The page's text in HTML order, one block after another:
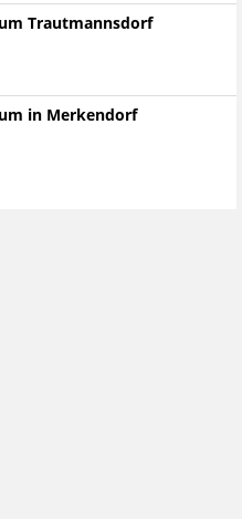
Trautmannsdorf
in Merkendorf